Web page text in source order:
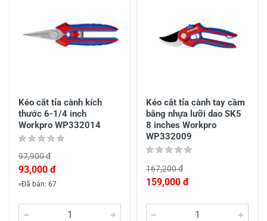
Kéo cắt tỉa cành kích
thước 6-1/4 inch
Workpro WP332014
97,900 đ
93,000 đ
Đã bán: 67
Kéo cắt tỉa cành tay cầm
bằng nhựa lưỡi dao SK5
8 inches Workpro
WP332009
167,200 đ
159,000 đ